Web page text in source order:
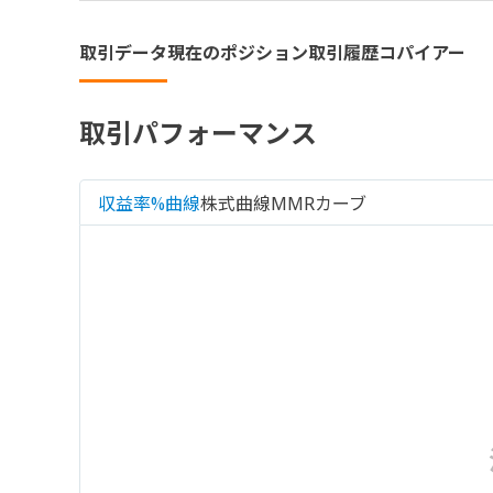
取引データ現在のポジション取引履歴コパイアー
取引パフォーマンス
収益率%曲線株式曲線MMRカーブ